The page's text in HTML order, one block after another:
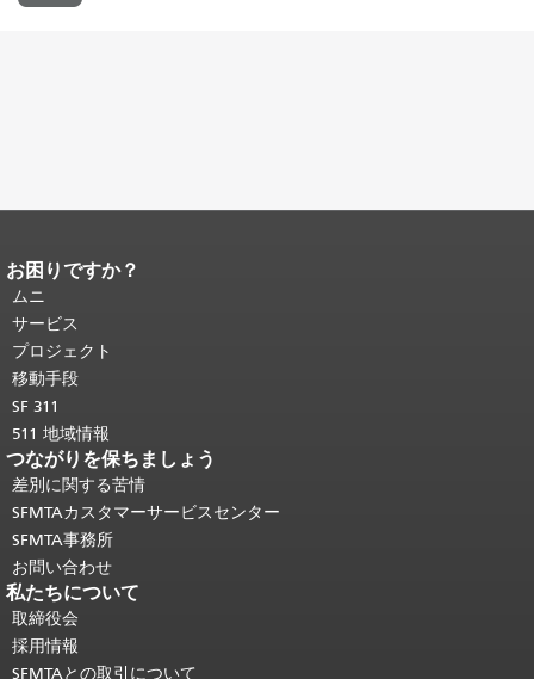
ページコンテンツの終わり。
ジの残りの部分はすべてのページで繰
り返されます。
頭に戻る。
お困りですか？
ムニ
サービス
プロジェクト
移動手段
SF 311
511 地域情報
つながりを保ちましょう
差別に関する苦情
SFMTAカスタマーサービスセンター
SFMTA事務所
お問い合わせ
私たちについて
取締役会
採用情報
SFMTAとの取引について